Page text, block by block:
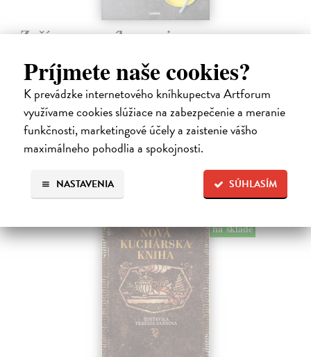
Príjmete naše cookies?
K prevádzke internetového kníhkupectva Artforum
využívame cookies slúžiace na zabezpečenie a meranie
funkčnosti, marketingové účely a zaistenie vášho
maximálneho pohodlia a spokojnosti.
SÚHLASÍM
NASTAVENIA
Začíname s príkrmami
Tereza| Kniha
Prvé jedlo dieťatka je preň tým najdôležitejším míľnikom. A pre
rodičov zas veľkým orieškom.
Čaká sa dotlač, vychádza 11.9.2026, zasielame do 12 dní od
dotlače
16,48 €
na sklade